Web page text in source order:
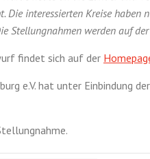
Die interessierten Kreise haben
Stellungnahmen werden auf
findet sich auf der
e.V. hat unter Einbindung